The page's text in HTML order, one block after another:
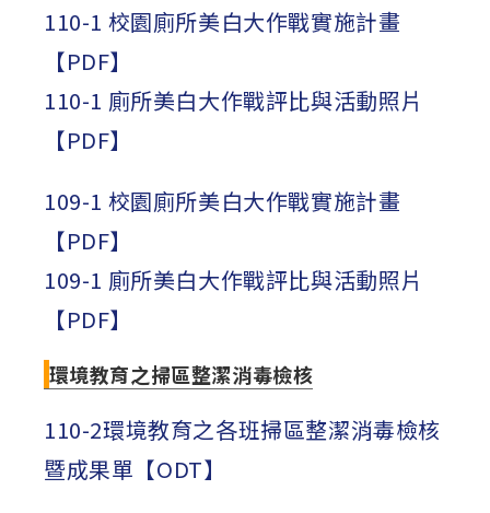
110-1 校園廁所美白大作戰實施計畫
【PDF】
110-1 廁所美白大作戰評比與活動照片
【PDF】
109-1 校園廁所美白大作戰實施計畫
【PDF】
109-1 廁所美白大作戰評比與活動照片
【PDF】
環境教育之掃區整潔消毒檢核
110-2環境教育之各班掃區整潔消毒檢核
暨成果單【ODT】